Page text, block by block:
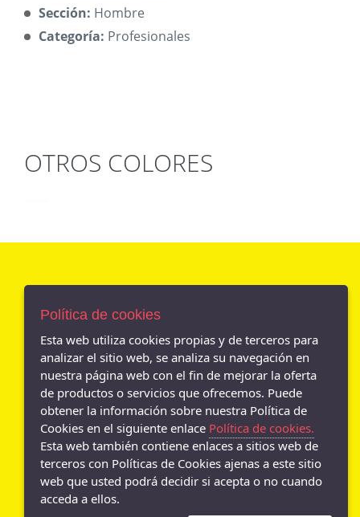
Sección: Hombre
Categoría: Profesionales
OTROS COLORES
POLÍTICA DE COOKIES
ENVÍOS Y DEVOLUCIONES
POLÍTICA DE PRIVACIDAD
- Av. Andalucia N. 46, Jaén - 23006 (Jaén)
953 294 589
- Calle Maestra 86, Mancha Real - 23100 (Jaén)
953 294 589
Política de cookies
Esta web utiliza cookies propias y de terceros para
analizar el sitio web, se analiza su navegación en
nuestra página web con el fin de mejorar la oferta
de productos o servicios que ofrecemos. Puede
obtener la información sobre nuestra Política de
Cookies en el siguiente enlace Política de cookies.
Esta web también contiene enlaces a sitios web de
terceros con Políticas de Cookies ajenas a este sitio
web que usted podrá decidir si acepta o no cuando
acceda a ellos.